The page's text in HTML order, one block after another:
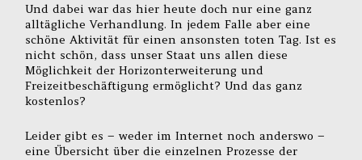
Und dabei war das hier heute doch nur eine ganz
alltägliche Verhandlung. In jedem Falle aber eine
schöne Aktivität für einen ansonsten toten Tag. Ist es
nicht schön, dass unser Staat uns allen diese
Möglichkeit der Horizonterweiterung und
Freizeitbeschäftigung ermöglicht? Und das ganz
kostenlos?
Leider gibt es – weder im Internet noch anderswo –
eine Übersicht über die einzelnen Prozesse der